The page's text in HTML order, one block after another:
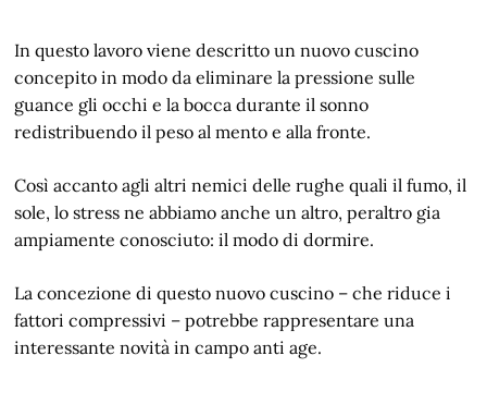
In questo lavoro viene descritto un nuovo cuscino
concepito in modo da eliminare la pressione sulle
guance gli occhi e la bocca durante il sonno
redistribuendo il peso al mento e alla fronte.
Così accanto agli altri nemici delle rughe quali il fumo, il
sole, lo stress ne abbiamo anche un altro, peraltro gia
ampiamente conosciuto: il modo di dormire.
La concezione di questo nuovo cuscino – che riduce i
fattori compressivi – potrebbe rappresentare una
interessante novità in campo anti age.